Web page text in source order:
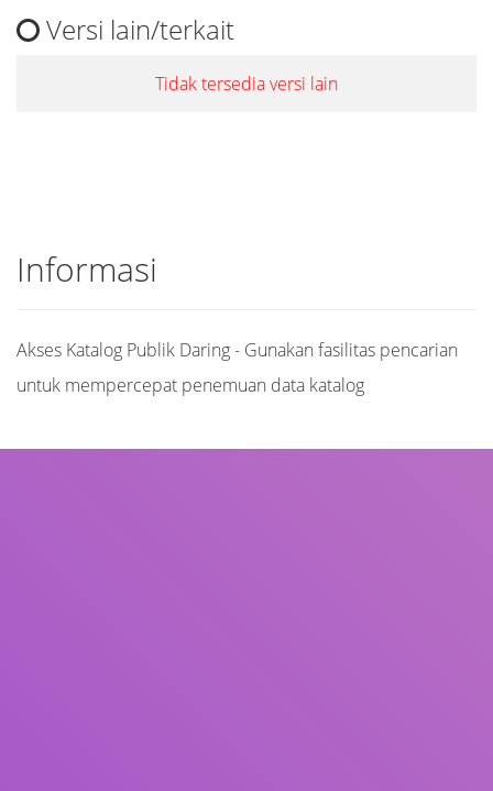
Versi lain/terkait
Tidak tersedia versi lain
Informasi
Akses Katalog Publik Daring - Gunakan fasilitas pencarian
untuk mempercepat penemuan data katalog